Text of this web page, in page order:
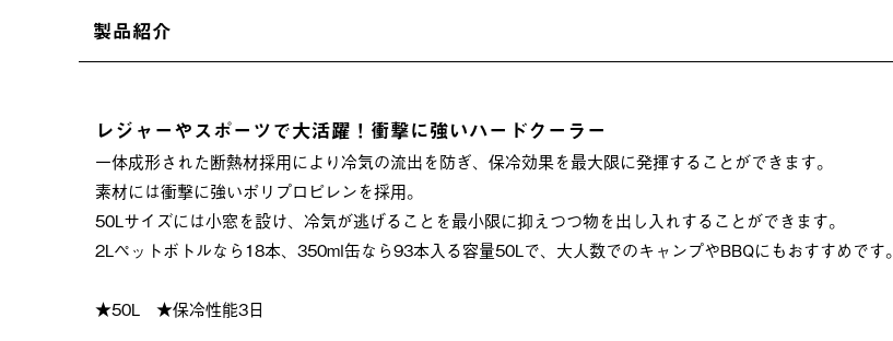
製品紹介
レジャーやスポーツで大活躍！衝撃に強いハードクーラー
一体成形された断熱材採用により冷気の流出を防ぎ、保冷効果を最大限に発揮することができます。
素材には衝撃に強いポリプロピレンを採用。
50Lサイズには小窓を設け、冷気が逃げることを最小限に抑えつつ物を出し入れすることができます。
2Lペットボトルなら18本、350ml缶なら93本入る容量50Lで、大人数でのキャンプやBBQにもおすすめです。
★50L ★保冷性能3日